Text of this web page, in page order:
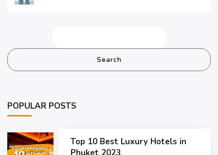
Search
POPULAR POSTS
Top 10 Best Luxury Hotels in
Phuket 2023